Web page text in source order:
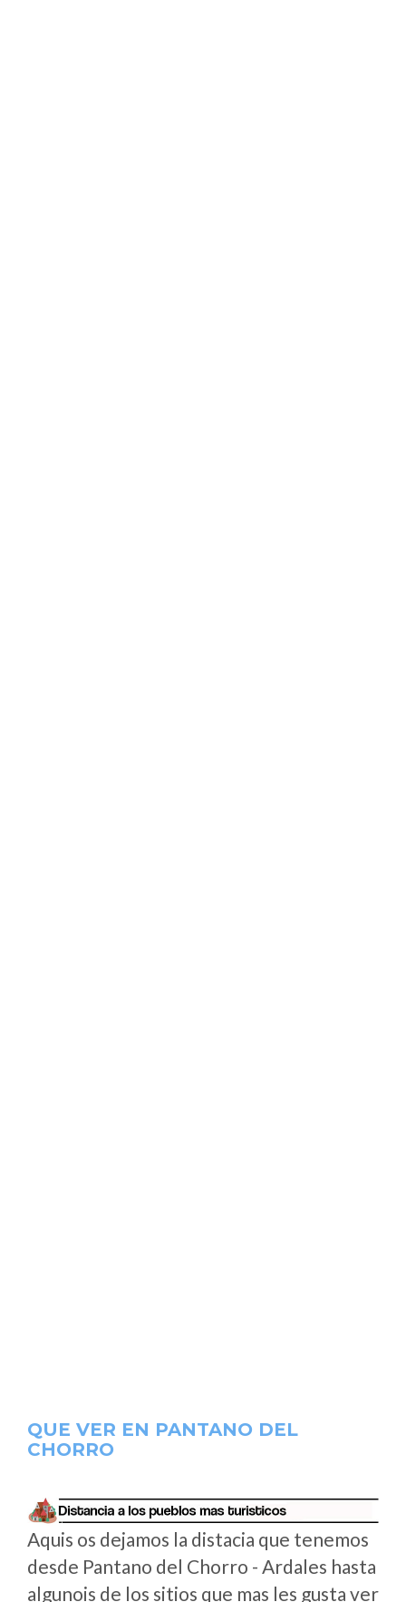
QUE VER EN PANTANO DEL
CHORRO
Aquis os dejamos la distacia que tenemos
desde Pantano del Chorro - Ardales hasta
algunois de los sitios que mas les gusta ver